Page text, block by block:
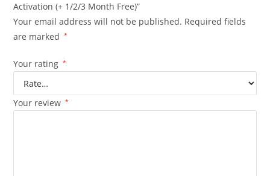
Activation (+ 1/2/3 Month Free)”
Your email address will not be published. Required fields
are marked
*
Your rating *
Your review *